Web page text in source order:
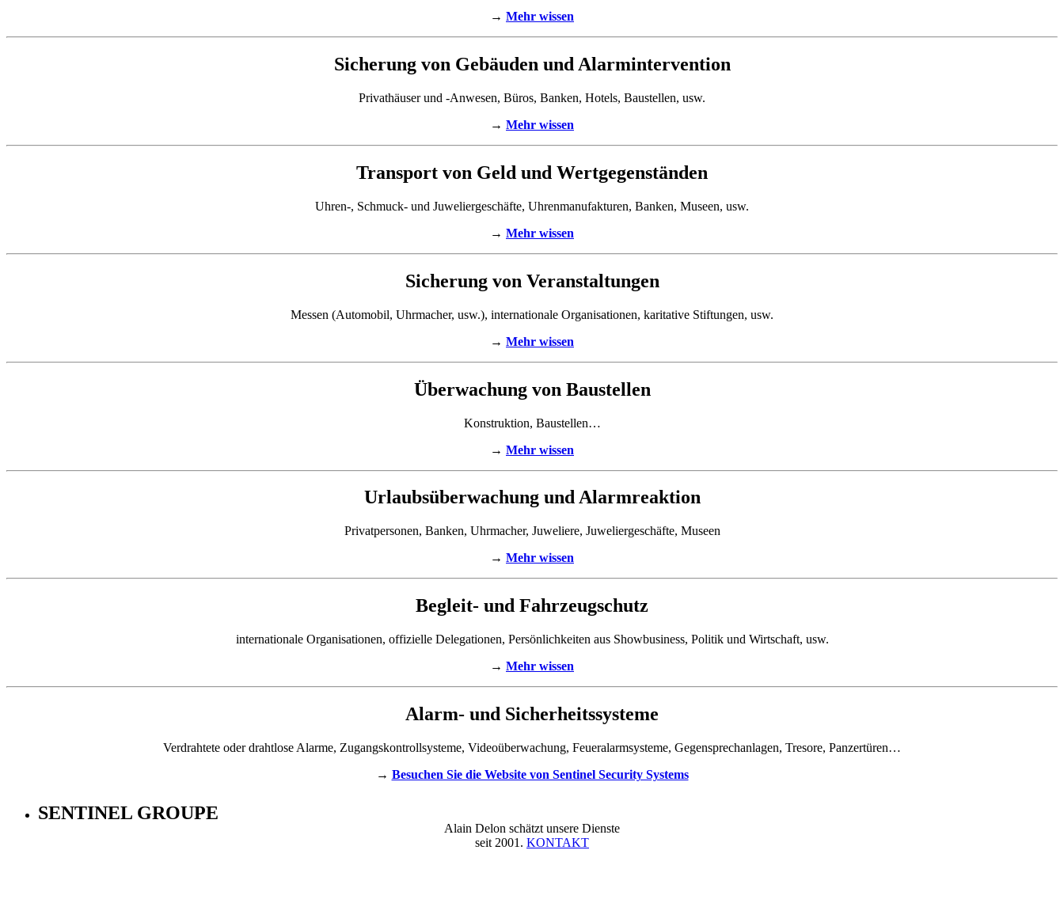
→ Mehr wissen
Sicherung von Gebäuden und Alarmintervention
Privathäuser und -Anwesen, Büros, Banken, Hotels, Baustellen, usw.
→ Mehr wissen
Transport von Geld und Wertgegenständen
Uhren-, Schmuck- und Juweliergeschäfte, Uhrenmanufakturen, Banken, Museen, usw.
→ Mehr wissen
Sicherung von Veranstaltungen
Messen (Automobil, Uhrmacher, usw.), internationale Organisationen, karitative Stiftungen, usw.
→ Mehr wissen
Überwachung von Baustellen
Konstruktion, Baustellen…
→ Mehr wissen
Urlaubsüberwachung und Alarmreaktion
Privatpersonen, Banken, Uhrmacher, Juweliere, Juweliergeschäfte, Museen
→ Mehr wissen
Begleit- und Fahrzeugschutz
internationale Organisationen, offizielle Delegationen, Persönlichkeiten aus Showbusiness, Politik und Wirtschaft, usw.
→ Mehr wissen
Alarm- und Sicherheitssysteme
Verdrahtete oder drahtlose Alarme, Zugangskontrollsysteme, Videoüberwachung, Feueralarmsysteme, Gegensprechanlagen, Tresore, Panzertüren…
→ Besuchen Sie die Website von Sentinel Security Systems
Alain Delon schätzt unsere Dienste
seit 2001. KONTAKT
SENTINEL GROUPE